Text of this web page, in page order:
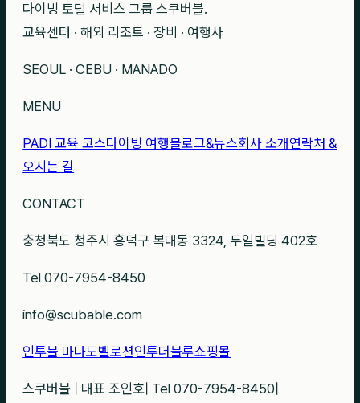
다이빙 토털 서비스 그룹 스쿠버블.
교육센터 · 해외 리조트 · 장비 · 여행사
SEOUL · CEBU · MANADO
MENU
PADI 교육 코스다이빙 여행블로그&뉴스회사 소개 연락처 &
오시는 길
CONTACT
충청북도 청주시 흥덕구 복대동 3324, 두일빌딩 402호
Tel 070-7954-8450
info@scubable.com
인투블 마나도벨로션인투더블루쇼핑몰
스쿠버블 대표 조인호 Tel 070-7954-8450